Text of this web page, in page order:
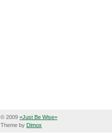
© 2009 =Just Be Wise=
Theme by Dimox